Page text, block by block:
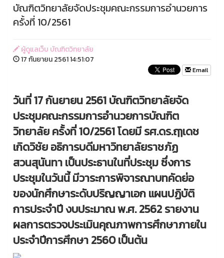
บัณฑิตวิทยาลัยจัดประชุมคณะกรรมการอำนวยการ
ครั้งที่ 10/2561
ผู้ดูแลเว็บ บัณฑิตวิทยาลัย
17 กันยายน 2561 14:51:07
Email
วันที่ 17 กันยายน 2561 บัณฑิตวิทยาลัยจัด
ประชุมคณะกรรมการอำนวยการบัณฑิต
วิทยาลัย ครั้งที่ 10/2561 โดยมี รศ.ดร.ฤๅเดช
เกิดวิชัย อธิการบดีมหาวิทยาลัยราชภัฏ
สวนสุนันทา เป็นประธานในที่ประชุม ซึ่งการ
ประชุมในวันนี้ มีวาระการพิจารณาบทคัดย่อ
ของนักศึกษาระดับปริญญาเอก แผนปฏิบัติ
การประจำปี งบประมาณ พ.ศ. 2562 รายงาน
ผลการตรวจประเมินคุณภาพการศึกษาภายใน
ประจำปีการศึกษา 2560 เป็นต้น